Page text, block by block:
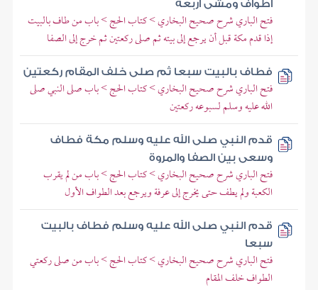
أطواف ومشى أربعة
فتح الباري شرح صحيح البخاري > كتاب الحج > باب من طاف بالبيت
إذا قدم مكة قبل أن يرجع إلى بيته ثم صلى ركعتين ثم خرج إلى الصفا
فطاف بالبيت سبعا ثم صلى خلف المقام ركعتين
فتح الباري شرح صحيح البخاري > كتاب الحج > باب صلى النبي صلى
الله عليه وسلم لسبوعه ركعتين
قدم النبي صلى الله عليه وسلم مكة فطاف
وسعى بين الصفا والمروة
فتح الباري شرح صحيح البخاري > كتاب الحج > باب من لم يقرب
الكعبة ولم يطف حتى يخرج إلى عرفة ويرجع بعد الطواف الأول
قدم النبي صلى الله عليه وسلم فطاف بالبيت
سبعا
فتح الباري شرح صحيح البخاري > كتاب الحج > باب من صلى ركعتي
الطواف خلف المقام